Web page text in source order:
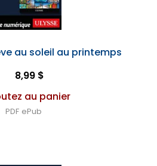
au soleil au printemps
8,99 $
au panier
PDF ePub